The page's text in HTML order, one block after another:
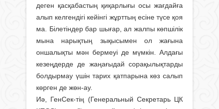
деген қасқабастың қиқарлығы осы жағдайға
алып келгендігі кейінгі жұрттың есіне түсе қоя
ма. Білетіндер бар шығар, ал жалпы көпшілік
мына нарықтың зықысымен ол жағына
оншалықты мән бермеуі де мүмкін. Алдағы
кезеңдерде де жаңағыдай сорақылықтарды
болдырмау үшін тарих қатпарына көз салып
көрген де жөн-ау.
Иә, ГенСек-тің (Генеральный Секретарь ЦК